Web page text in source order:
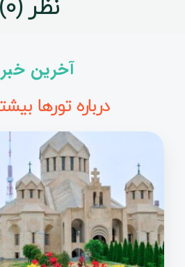
آخرین
درباره تورها